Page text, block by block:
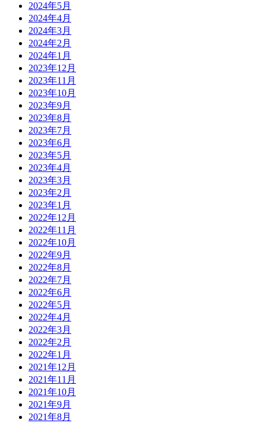
2024年5月
2024年4月
2024年3月
2024年2月
2024年1月
2023年12月
2023年11月
2023年10月
2023年9月
2023年8月
2023年7月
2023年6月
2023年5月
2023年4月
2023年3月
2023年2月
2023年1月
2022年12月
2022年11月
2022年10月
2022年9月
2022年8月
2022年7月
2022年6月
2022年5月
2022年4月
2022年3月
2022年2月
2022年1月
2021年12月
2021年11月
2021年10月
2021年9月
2021年8月